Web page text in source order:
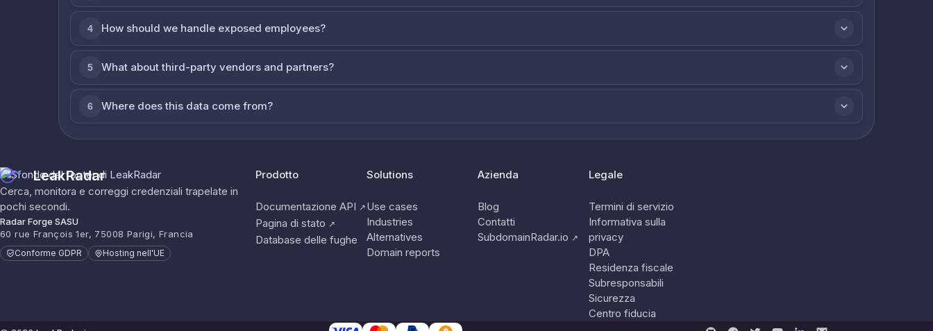
4 How should we handle exposed employees?
5 What about third-party vendors and partners?
6 Where does this data come from?
LeakRadar
Cerca, monitora e correggi credenziali trapelate in
pochi secondi.
Radar Forge SASU
60 rue François 1er, 75008 Parigi, Francia
Conforme GDPR Hosting nell'UE
Prodotto
Documentazione API ↗
Pagina di stato ↗
Database delle fughe
Solutions
Use cases
Industries
Alternatives
Domain reports
Azienda
Blog
Contatti
SubdomainRadar.io ↗
Legale
Termini di servizio
Informativa sulla
privacy
DPA
Residenza fiscale
Subresponsabili
Sicurezza
Centro fiducia